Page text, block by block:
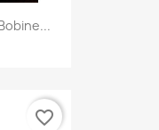
favorite_border